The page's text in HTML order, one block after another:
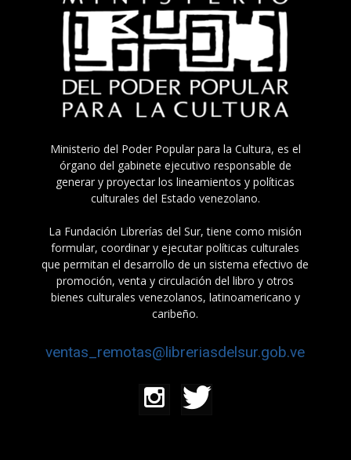
Ministerio del Poder Popular para la Cultura, es el
órgano del gabinete ejecutivo responsable de
generar y proyectar los lineamientos y políticas
culturales del Estado venezolano.
La Fundación Librerías del Sur, tiene como misión
formular, coordinar y ejecutar políticas culturales
que permitan el desarrollo de un sistema efectivo de
promoción, venta y circulación del libro y otros
bienes culturales venezolanos, latinoamericano y
caribeño.
ventas_remotas@libreriasdelsur.gob.ve